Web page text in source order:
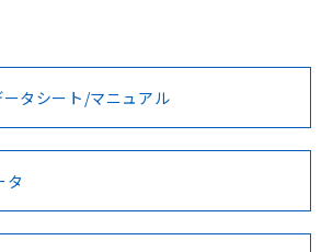
をご利用いただく前に、以下を必ずお読
件
事項・凡例
タシート/マニュアル
タ